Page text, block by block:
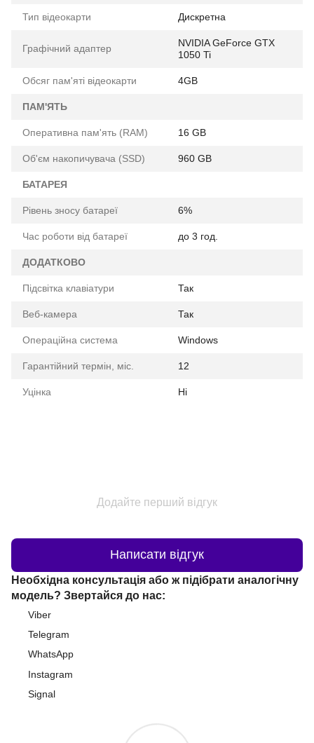
Тип відеокарти Дискретна
Графічний адаптер
NVIDIA GeForce GTX
1050 Ti
Обсяг пам'яті відеокарти 4GB
ПАМ'ЯТЬ
Оперативна пам'ять (RAM) 16 GB
Об'єм накопичувача (SSD) 960 GB
БАТАРЕЯ
Рівень зносу батареї 6%
Час роботи від батареї до 3 год.
ДОДАТКОВО
Підсвітка клавіатури Так
Веб-камера Так
Операційна система Windows
Гарантійний термін, міс. 12
Уцінка Ні
Додайте перший відгук
Написати відгук
Необхідна консультація або ж підібрати аналогічну
модель? Звертайся до нас:
Viber
Telegram
WhatsApp
Instagram
Signal